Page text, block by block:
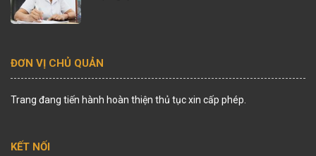
ĐƠN VỊ CHỦ QUẢN
Trang đang tiến hành hoàn thiện thủ tục xin cấp phép.
KẾT NỐI